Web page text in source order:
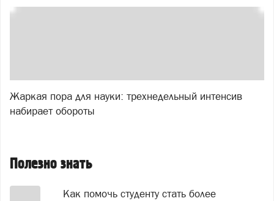
Жаркая пора для науки: трехнедельный интенсив
набирает обороты
Полезно знать
Как помочь студенту стать более